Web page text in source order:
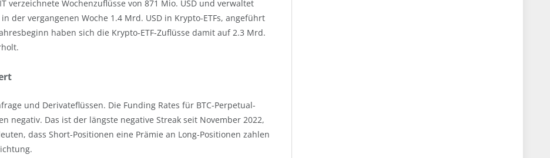
verzeichnete Wochenzuflüsse von 871 Mio. USD und verwaltet
der vergangenen Woche 1.4 Mrd. USD in Krypto-ETFs, angeführt
haben sich die Krypto-ETF-Zuflüsse damit auf 2.3 Mrd.
und Derivateflüssen. Die Funding Rates für BTC-Perpetual-
negativ. Das ist der längste negative Streak seit November 2022,
dass Short-Positionen eine Prämie an Long-Positionen zahlen